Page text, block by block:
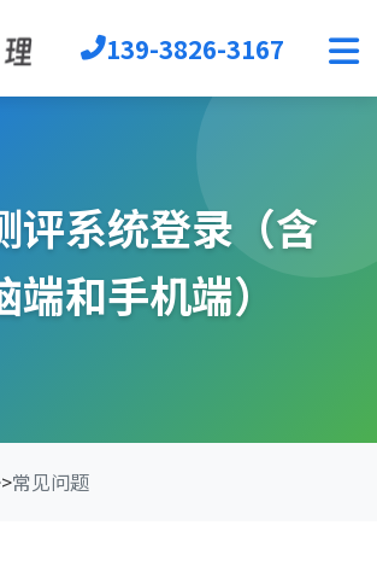
音乐放松椅
心理沙盘
宣泄设备
团辅器材
139-3826-3167
评系统登录（含
端和手机端）
常见问题